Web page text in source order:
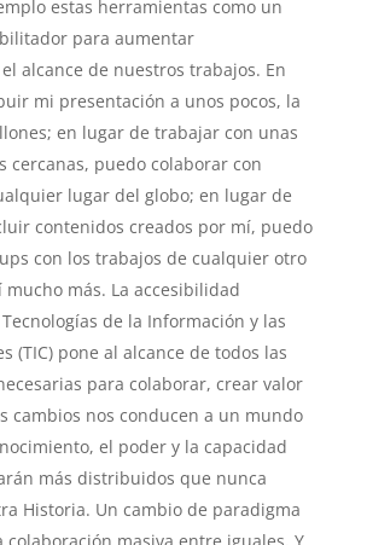
estas herramientas como un
para aumentar
alcance de nuestros trabajos. En
mi presentación a unos pocos, la
en lugar de trabajar con unas
cercanas, puedo colaborar con
lugar del globo; en lugar de
contenidos creados por mí, puedo
con los trabajos de cualquier otro
más. La accesibilidad
de la Información y las
(TIC) pone al alcance de todos las
para colaborar, crear valor
cambios nos conducen a un mundo
el poder y la capacidad
más distribuidos que nunca
Historia. Un cambio de paradigma